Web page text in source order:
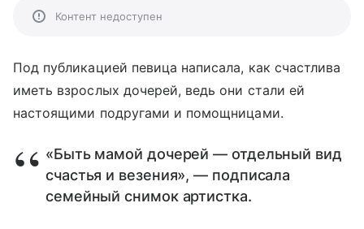
Контент недоступен
Под публикацией певица написала, как счастлива
иметь взрослых дочерей, ведь они стали ей
настоящими подругами и помощницами.
«Быть мамой дочерей — отдельный вид
счастья и везения», — подписала
семейный снимок артистка.